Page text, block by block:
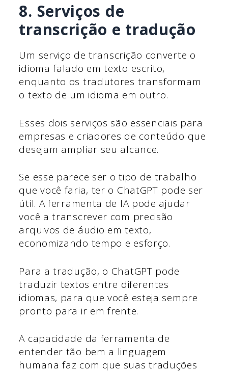
8. Serviços de
transcrição e tradução
Um serviço de transcrição converte o
idioma falado em texto escrito,
enquanto os tradutores transformam
o texto de um idioma em outro.
Esses dois serviços são essenciais para
empresas e criadores de conteúdo que
desejam ampliar seu alcance.
Se esse parece ser o tipo de trabalho
que você faria, ter o ChatGPT pode ser
útil. A ferramenta de IA pode ajudar
você a transcrever com precisão
arquivos de áudio em texto,
economizando tempo e esforço.
Para a tradução, o ChatGPT pode
traduzir textos entre diferentes
idiomas, para que você esteja sempre
pronto para ir em frente.
A capacidade da ferramenta de
entender tão bem a linguagem
humana faz com que suas traduções